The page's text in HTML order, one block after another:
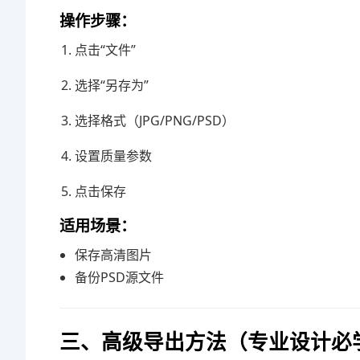
操作步骤：
点击“文件”
选择“另存为”
选择格式（JPG/PNG/PSD）
设置质量参数
点击保存
适用场景：
保存高清图片
备份PSD源文件
三、高级导出方法（专业设计必